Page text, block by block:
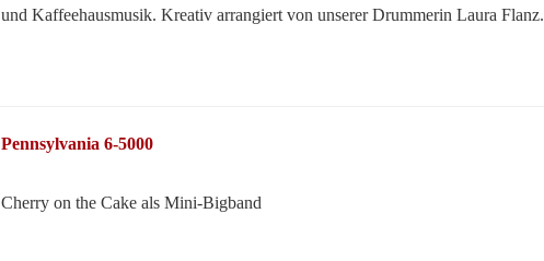
und Kaffeehausmusik. Kreativ arrangiert von unserer Drummerin Laura Flanz.
Pennsylvania 6-5000
Cherry on the Cake als Mini-Bigband